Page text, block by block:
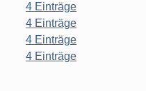
4 Einträge
4 Einträge
4 Einträge
4 Einträge